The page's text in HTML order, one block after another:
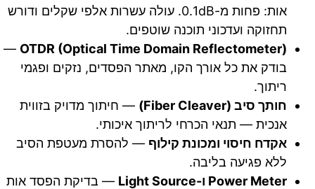
אות: פחות מ-0.1dB. עולה עשרות אלפי שקלים ודורש
תחזוקה ועדכוני תוכנה שוטפים.
OTDR (Optical Time Domain Reflectometer)
—
בודק את כל אורך הקו, מאתר הפסדים, נזקים ופגמי
ריתוך.
חותך סיב (Fiber Cleaver)
— חיתוך מדויק בזווית
אנכית — תנאי הכרחי לריתוך איכותי.
אקדח חיסוי ומכונת קילוף — להסרת מעטפת הסיב
ללא פגיעה בליבה.
Power Meter ו-Light Source
— בדיקת הפסד אות